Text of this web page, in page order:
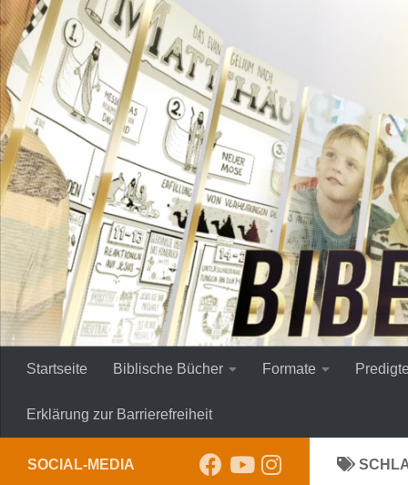
Zum Inhalt springen
Startseite Biblische Bücher Formate
Erklärung zur Barrierefreiheit
SOCIAL-MEDIA